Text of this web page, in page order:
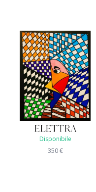
ELETTRA
Disponibile
350€